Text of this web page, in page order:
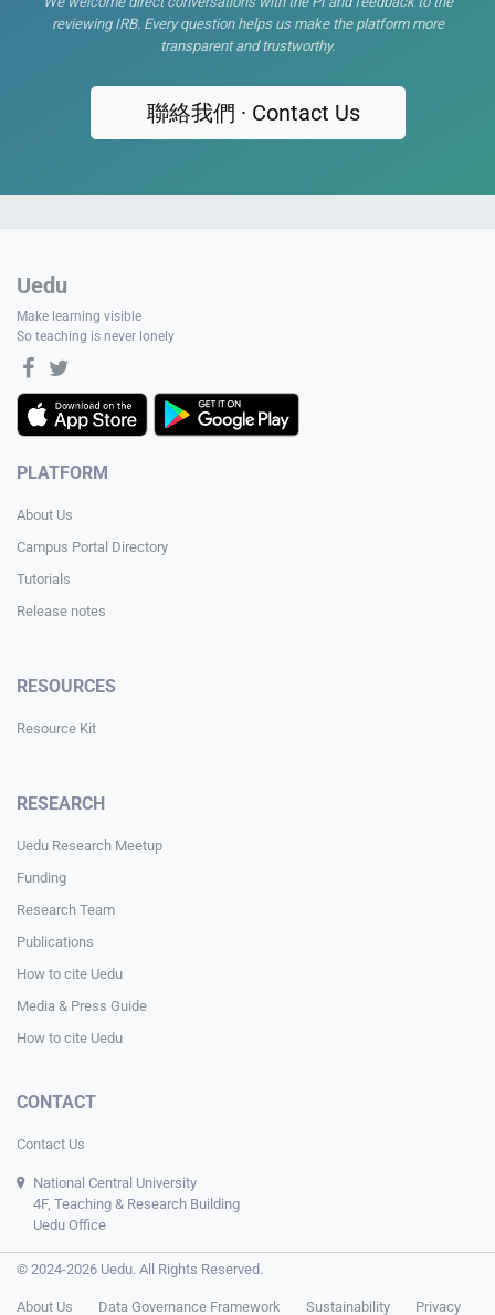
reviewing IRB. Every question helps us make the platform more
transparent and trustworthy.
聯絡我們 · Contact Us
Uedu
Make learning visible
So teaching is never lonely
PLATFORM
About Us
Campus Portal Directory
Tutorials
Release notes
RESOURCES
Resource Kit
RESEARCH
Uedu Research Meetup
Funding
Research Team
Publications
How to cite Uedu
Media & Press Guide
How to cite Uedu
CONTACT
Contact Us
National Central University
4F, Teaching & Research Building
Uedu Office
© 2024-2026 Uedu. All Rights Reserved.
About Us Data Governance Framework Sustainability Privacy